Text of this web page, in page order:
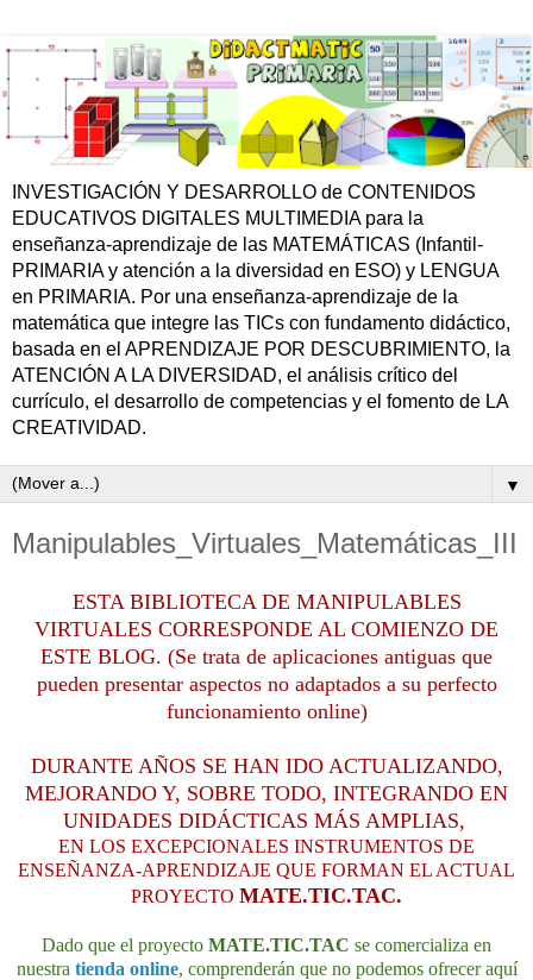
INVESTIGACIÓN Y DESARROLLO de CONTENIDOS
EDUCATIVOS DIGITALES MULTIMEDIA para la
enseñanza-aprendizaje de las MATEMÁTICAS (Infantil-
PRIMARIA y atención a la diversidad en ESO) y LENGUA
en PRIMARIA. Por una enseñanza-aprendizaje de la
matemática que integre las TICs con fundamento didáctico,
basada en el APRENDIZAJE POR DESCUBRIMIENTO, la
ATENCIÓN A LA DIVERSIDAD, el análisis crítico del
currículo, el desarrollo de competencias y el fomento de LA
CREATIVIDAD.
▼
Manipulables_Virtuales_Matemáticas_III
ESTA BIBLIOTECA DE MANIPULABLES
VIRTUALES CORRESPONDE AL COMIENZO DE
ESTE BLOG. (Se trata de aplicaciones antiguas que
pueden presentar aspectos no adaptados a su perfecto
funcionamiento online)
DURANTE AÑOS SE HAN IDO ACTUALIZANDO,
MEJORANDO Y, SOBRE TODO, INTEGRANDO EN
UNIDADES DIDÁCTICAS MÁS AMPLIAS,
EN LOS EXCEPCIONALES INSTRUMENTOS DE
ENSEÑANZA-APRENDIZAJE QUE FORMAN EL ACTUAL
PROYECTO MATE.TIC.TAC.
Dado que el proyecto MATE.TIC.TAC se comercializa en
nuestra tienda online, comprenderán que no podemos ofrecer aquí